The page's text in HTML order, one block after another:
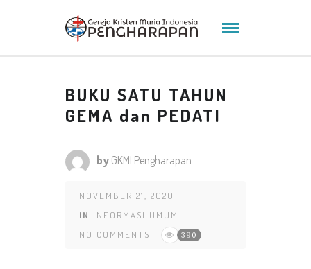
BUKU SATU TAHUN
GEMA dan PEDATI
by GKMI Pengharapan
NOVEMBER 21, 2020
IN INFORMASI UMUM
NO COMMENTS
390